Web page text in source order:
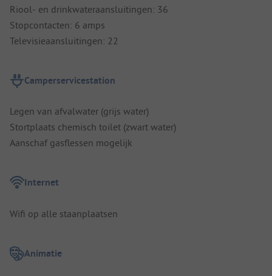
Riool- en drinkwateraansluitingen: 36
Stopcontacten: 6 amps
Televisieaansluitingen: 22
Camperservicestation
Legen van afvalwater (grijs water)
Stortplaats chemisch toilet (zwart water)
Aanschaf gasflessen mogelijk
Internet
Wifi op alle staanplaatsen
Animatie